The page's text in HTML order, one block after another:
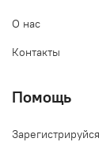
О нас
Контакты
Помощь
Зарегистрируйся